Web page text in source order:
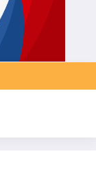
Запад,